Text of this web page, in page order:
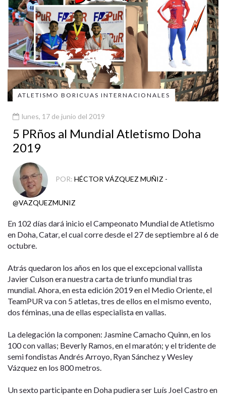
ATLETISMO BORICUAS INTERNACIONALES
lunes, 17 de junio del 2019
5 PRños al Mundial Atletismo Doha
2019
POR: HÉCTOR VÁZQUEZ MUÑIZ -
@VAZQUEZMUNIZ
En 102 días dará inicio el Campeonato Mundial de Atletismo
en Doha, Catar, el cual corre desde el 27 de septiembre al 6 de
octubre.
Atrás quedaron los años en los que el excepcional vallista
Javier Culson era nuestra carta de triunfo mundial tras
mundial. Ahora, en esta edición 2019 en el Medio Oriente, el
TeamPUR va con 5 atletas, tres de ellos en el mismo evento,
dos féminas, una de ellas especialista en vallas.
La delegación la componen: Jasmine Camacho Quinn, en los
100 con vallas; Beverly Ramos, en el maratón; y el tridente de
semi fondistas Andrés Arroyo, Ryan Sánchez y Wesley
Vázquez en los 800 metros.
Un sexto participante en Doha pudiera ser Luís Joel Castro en